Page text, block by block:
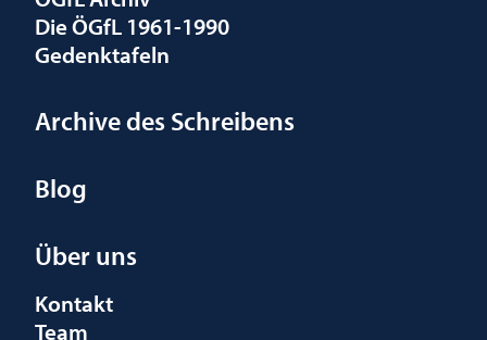
Die ÖGfL 1961-1990
Gedenktafeln
Archive des Schreibens
Blog
Über uns
Kontakt
Team